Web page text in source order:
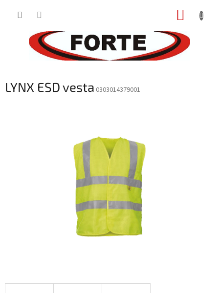
LYNX ESD vesta 0303014379001